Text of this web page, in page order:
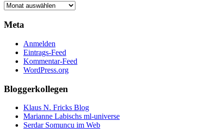
Archiv
Meta
Anmelden
Eintrags-Feed
Kommentar-Feed
WordPress.org
Bloggerkollegen
Klaus N. Fricks Blog
Marianne Labischs ml-universe
Serdar Somuncu im Web